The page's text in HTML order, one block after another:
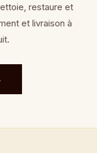
restaure et
et livraison à